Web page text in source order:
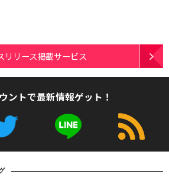
リリース掲載サービス
ントで最新情報ゲット！